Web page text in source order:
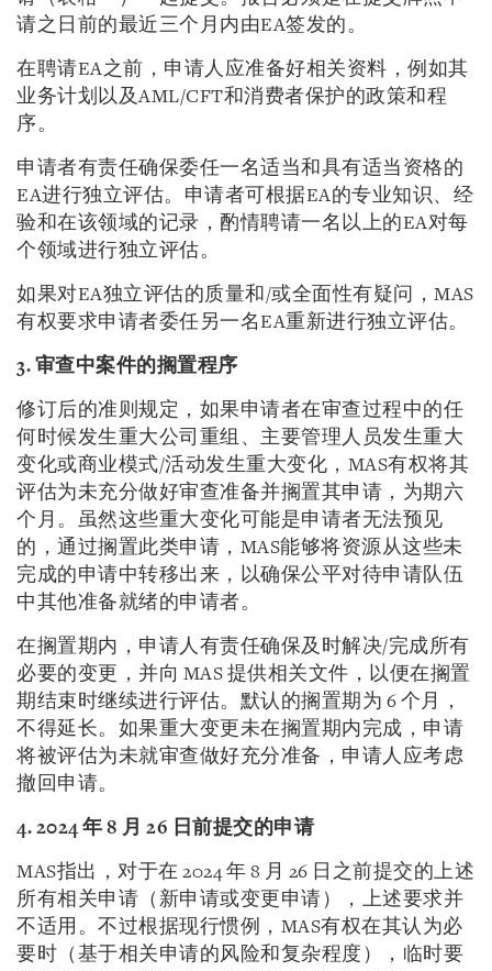
请之日前的最近三个月内由EA签发的。
在聘请EA之前，申请人应准备好相关资料，例如其
业务计划以及AML/CFT和消费者保护的政策和程
序。
申请者有责任确保委任一名适当和具有适当资格的
EA进行独立评估。申请者可根据EA的专业知识、经
验和在该领域的记录，酌情聘请一名以上的EA对每
个领域进行独立评估。
如果对EA独立评估的质量和/或全面性有疑问，MAS
有权要求申请者委任另一名EA重新进行独立评估。
3. 审查中案件的搁置程序
修订后的准则规定，如果申请者在审查过程中的任
何时候发生重大公司重组、主要管理人员发生重大
变化或商业模式/活动发生重大变化，MAS有权将其
评估为未充分做好审查准备并搁置其申请，为期六
个月。虽然这些重大变化可能是申请者无法预见
的，通过搁置此类申请，MAS能够将资源从这些未
完成的申请中转移出来，以确保公平对待申请队伍
中其他准备就绪的申请者。
在搁置期内，申请人有责任确保及时解决/完成所有
必要的变更，并向 MAS 提供相关文件，以便在搁置
期结束时继续进行评估。默认的搁置期为 6 个月，
不得延长。如果重大变更未在搁置期内完成，申请
将被评估为未就审查做好充分准备，申请人应考虑
撤回申请。
4. 2024年 8 月 26 日前提交的申请
MAS指出，对于在 2024 年 8 月 26 日之前提交的上述
所有相关申请（新申请或变更申请），上述要求并
不适用。不过根据现行惯例，MAS有权在其认为必
要时（基于相关申请的风险和复杂程度），临时要